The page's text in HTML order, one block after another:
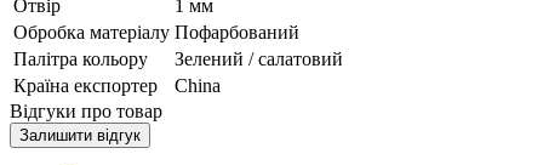
Отвір
1 мм
Обробка матеріалу Пофарбований
Палітра кольору
Зелений / салатовий
Країна експортер
China
Відгуки про товар
Залишити відгук